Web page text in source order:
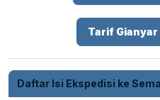
Tarif Gianyar
Daftar Isi Ekspedisi ke